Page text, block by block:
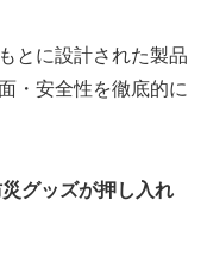
とに設計された製品
・安全性を徹底的に
グッズが押し入れ